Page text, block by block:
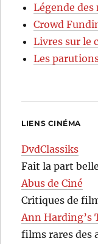
Légende des
Crowd
Livres sur le
Les
LIENS CINÉMA
DvdClassiks
Fait la part
Abus de Ciné
Critiques de
Ann Harding’s
films rares des